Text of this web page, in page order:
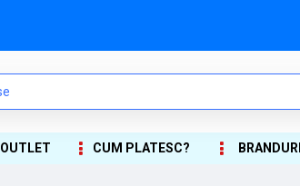
OUTLET CUM PLATESC? BRANDURI